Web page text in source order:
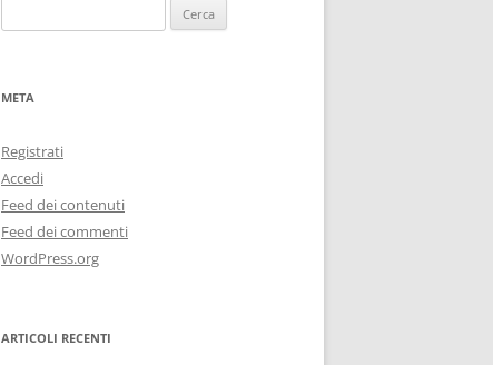
per:
META
Registrati
Accedi
Feed dei contenuti
Feed dei commenti
WordPress.org
ARTICOLI RECENTI